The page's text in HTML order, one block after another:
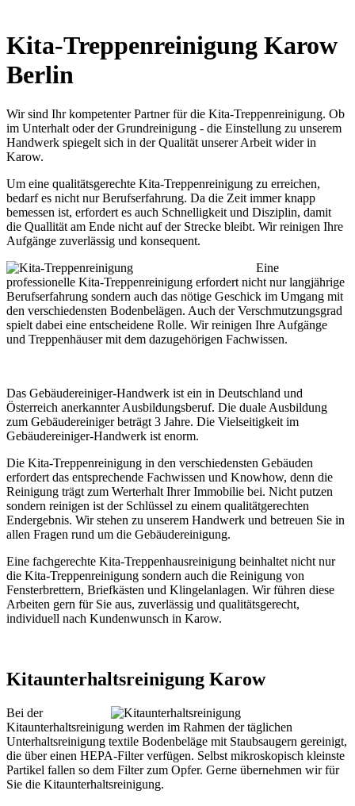
Kita-Treppenreinigung Karow
Berlin
Wir sind Ihr kompetenter Partner für die Kita-Treppenreinigung. Ob
im Unterhalt oder der Grundreinigung - die Einstellung zu unserem
Handwerk spiegelt sich in der Qualität unserer Arbeit wider in
Karow.
Um eine qualitätsgerechte Kita-Treppenreinigung zu erreichen,
bedarf es nicht nur Berufserfahrung. Da die Zeit immer knapp
bemessen ist, erfordert es auch Schnelligkeit und Disziplin, damit
die Quallität am Ende nicht auf der Strecke bleibt. Wir reinigen Ihre
Aufgänge zuverlässig und konsequent.
Eine
professionelle Kita-Treppenreinigung erfordert nicht nur langjährige
Berufserfahrung sondern auch das nötige Geschick im Umgang mit
den verschiedensten Bodenbelägen. Auch der Verschmutzungsgrad
spielt dabei eine entscheidene Rolle. Wir reinigen Ihre Aufgänge
und Treppenhäuser mit dem dazugehörigen Fachwissen.
Das Gebäudereiniger-Handwerk ist ein in Deutschland und
Österreich anerkannter Ausbildungsberuf. Die duale Ausbildung
zum Gebäudereiniger beträgt 3 Jahre. Die Vielseitigkeit im
Gebäudereiniger-Handwerk ist enorm.
Die Kita-Treppenreinigung in den verschiedensten Gebäuden
erfordert das entsprechende Fachwissen und Knowhow, denn die
Reinigung trägt zum Werterhalt Ihrer Immobilie bei. Nicht putzen
sondern reinigen ist der Schlüssel zu einem qualitätgerechten
Endergebnis. Wir stehen zu unserem Handwerk und betreuen Sie in
allen Fragen rund um die Gebäudereinigung.
Eine fachgerechte Kita-Treppenhausreinigung beinhaltet nicht nur
die Kita-Treppenreinigung sondern auch die Reinigung von
Fensterbrettern, Briefkästen und Klingelanlagen. Wir führen diese
Arbeiten gern für Sie aus, zuverlässig und qualitätsgerecht,
individuell nach Kundenwunsch in Karow.
Kitaunterhaltsreinigung Karow
Bei der
Kitaunterhaltsreinigung werden im Rahmen der täglichen
Unterhaltsreinigung textile Bodenbeläge mit Staubsaugern gereinigt,
die über einen HEPA-Filter verfügen. Selbst mikroskopisch kleinste
Partikel fallen so dem Filter zum Opfer. Gerne übernehmen wir für
Sie die Kitaunterhaltsreinigung.